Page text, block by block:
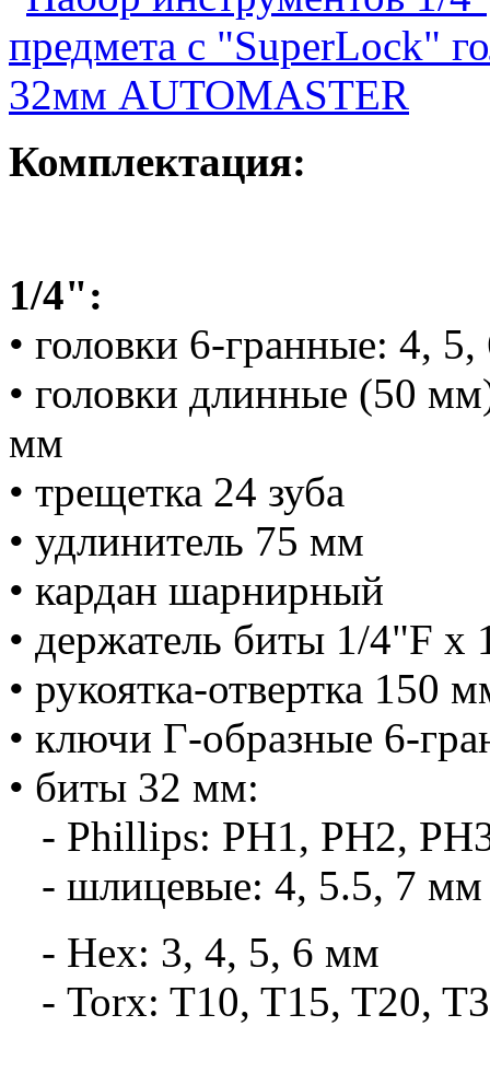
Комплектация:
1/4":
• головки 6-гранные: 4,
• головки длинные (50
мм
• трещетка 24 зуба
• удлинитель 75 мм
• кардан шарнирный
• держатель биты 1/4"F x
• рукоятка-отвертка 150
• ключи Г-образные 6-
• биты 32 мм:
- Phillips: PH1, PH2,
- шлицевые: 4, 5.5, 7
- Hex: 3, 4, 5, 6 мм
- Torx: T10, T15, T20,